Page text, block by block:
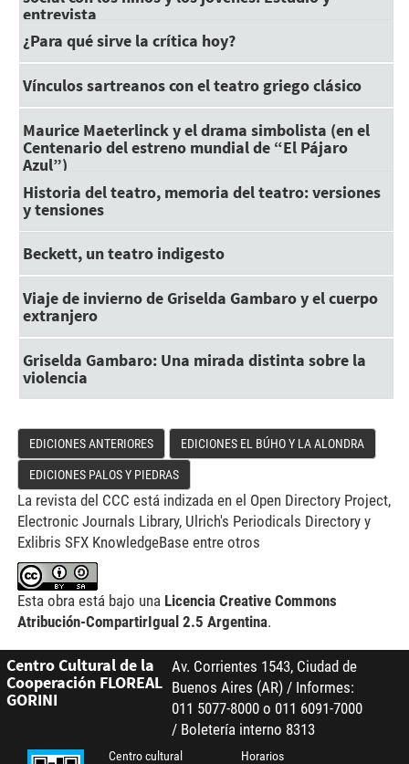
entrevista
¿Para qué sirve la crítica hoy?
Vínculos sartreanos con el teatro griego clásico
Maurice Maeterlinck y el drama simbolista (en el
Centenario del estreno mundial de “El Pájaro
Azul”)
Historia del teatro, memoria del teatro: versiones
y tensiones
Beckett, un teatro indigesto
Viaje de invierno de Griselda Gambaro y el cuerpo
extranjero
Griselda Gambaro: Una mirada distinta sobre la
violencia
EDICIONES ANTERIORES EDICIONES EL BÚHO Y LA ALONDRA
EDICIONES PALOS Y PIEDRAS
La revista del CCC está indizada en el Open Directory Project,
Electronic Journals Library, Ulrich's Periodicals Directory y
Exlibris SFX KnowledgeBase entre otros
Esta obra está bajo una Licencia Creative Commons
Atribución-CompartirIgual 2.5 Argentina.
Centro Cultural de la
Cooperación FLOREAL
GORINI
Av. Corrientes 1543, Ciudad de
Buenos Aires (AR) / Informes:
011 5077-8000 o 011 6091-7000
/ Boletería interno 8313
Centro cultural Horarios